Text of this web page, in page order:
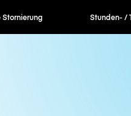
Stornierung Stunden- /